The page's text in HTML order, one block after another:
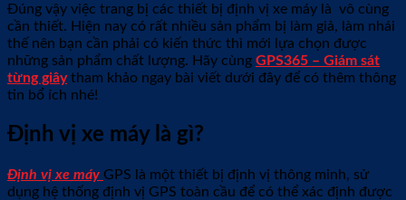
Đúng vậy việc trang bị các thiết bị định vị xe máy là vô cùng
cần thiết. Hiện nay có rất nhiều sản phẩm bị làm giả, làm nhái
thế nên bạn cần phải có kiến thức thì mới lựa chọn được
những sản phẩm chất lượng. Hãy cùng GPS365 – Giám sát
từng giâytham khảo ngay bài viết dưới đây để có thêm thông
tin bổ ích nhé!
Định vị xe máy là gì?
Định vị xe máy GPS là một thiết bị định vị thông minh, sử
dụng hệ thống định vị GPS toàn cầu để có thể xác định được